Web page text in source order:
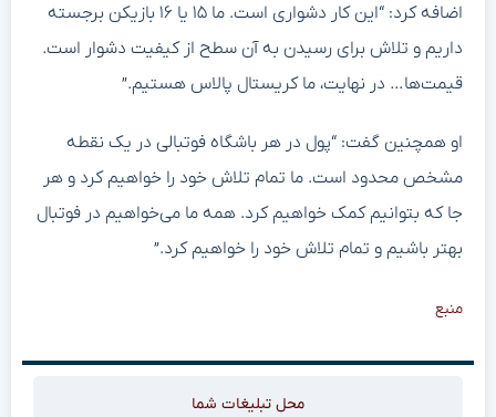
اضافه کرد: “این کار دشواری است. ما ۱۵ یا ۱۶ بازیکن برجسته
داریم و تلاش برای رسیدن به آن سطح از کیفیت دشوار است.
قیمت‌ها… در نهایت، ما کریستال پالاس هستیم.”
او همچنین گفت: “پول در هر باشگاه فوتبالی در یک نقطه
مشخص محدود است. ما تمام تلاش خود را خواهیم کرد و هر
جا که بتوانیم کمک خواهیم کرد. همه ما می‌خواهیم در فوتبال
بهتر باشیم و تمام تلاش خود را خواهیم کرد.”
منبع
محل تبلیغات شما